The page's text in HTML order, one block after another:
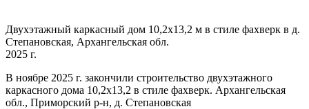
Двухэтажный каркасный дом 10,2х13,2 м в стиле фахверк в д.
Степановская, Архангельская обл.
2025 г.
В ноябре 2025 г. закончили строительство двухэтажного
каркасного дома 10,2х13,2 в стиле фахверк. Архангельская
обл., Приморский р-н, д. Степановская